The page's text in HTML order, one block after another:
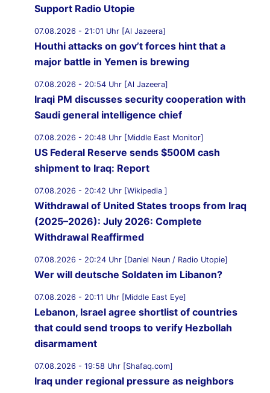
Support Radio Utopie
07.08.2026 - 21:01 Uhr [Al Jazeera]
Houthi attacks on gov’t forces hint that a
major battle in Yemen is brewing
07.08.2026 - 20:54 Uhr [Al Jazeera]
Iraqi PM discusses security cooperation with
Saudi general intelligence chief
07.08.2026 - 20:48 Uhr [Middle East Monitor]
US Federal Reserve sends $500M cash
shipment to Iraq: Report
07.08.2026 - 20:42 Uhr [Wikipedia ]
Withdrawal of United States troops from Iraq
(2025–2026): July 2026: Complete
Withdrawal Reaffirmed
07.08.2026 - 20:24 Uhr [Daniel Neun / Radio Utopie]
Wer will deutsche Soldaten im Libanon?
07.08.2026 - 20:11 Uhr [Middle East Eye]
Lebanon, Israel agree shortlist of countries
that could send troops to verify Hezbollah
disarmament
07.08.2026 - 19:58 Uhr [Shafaq.com]
Iraq under regional pressure as neighbors